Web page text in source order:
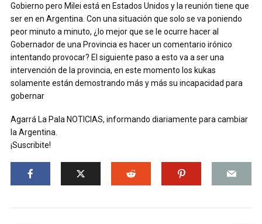
Gobierno pero Milei está en Estados Unidos y la reunión tiene que
ser en en Argentina. Con una situación que solo se va poniendo
peor minuto a minuto, ¿lo mejor que se le ocurre hacer al
Gobernador de una Provincia es hacer un comentario irónico
intentando provocar? El siguiente paso a esto va a ser una
intervención de la provincia, en este momento los kukas
solamente están demostrando más y más su incapacidad para
gobernar
Agarrá La Pala NOTICIAS, informando diariamente para cambiar
la Argentina.
¡Suscribite!